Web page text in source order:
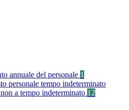
annuale del personale 1
personale tempo indeterminato
a tempo indeterminato 12